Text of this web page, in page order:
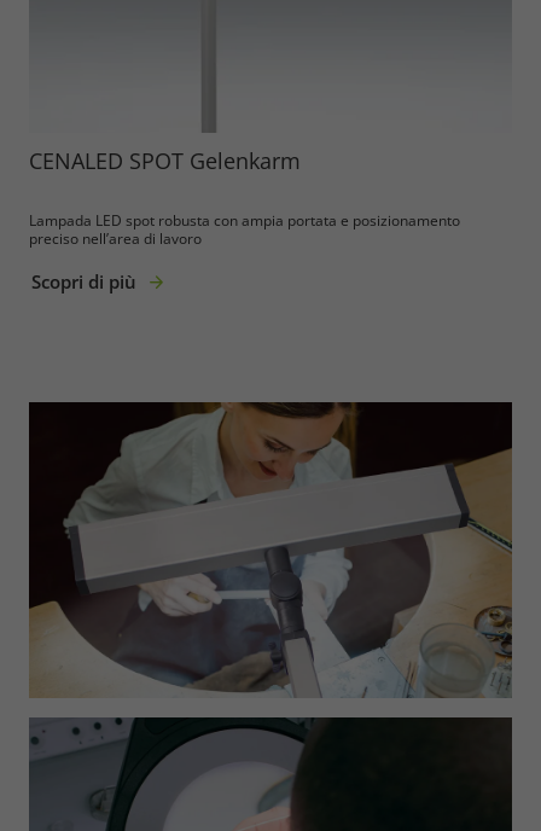
CENALED SPOT Gelenkarm
Lampada LED spot robusta con ampia portata e posizionamento
preciso nell’area di lavoro
Scopri di più
Marketing
Consent Information
Refuse
Legal notice Privacy policy